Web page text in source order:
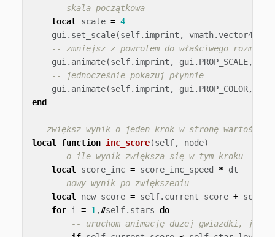
-- skala początkowa
local
scale = 4
gui . set_scale(self. imprint , vmath.vector4
-- zmniejsz z powrotem do właściwego rozmiaru
gui . animate(self. imprint , gui . PROP_SCALE,
-- jednocześnie pokazuj płynnie
gui . animate(self. imprint , gui . PROP_COLOR,
end
-- zwiększ wynik o jeden krok w stronę wartości
local
function inc_score(self, node)
-- o ile wynik zwiększa się w tym kroku
local
score_inc = score_inc_speed * dt
-- nowy wynik po zwiększeniu
local
new_score = self. current_score +
for i = 1 ,#self. stars do
-- uruchom animację dużej gwiazdki,